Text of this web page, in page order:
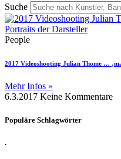
Suche
People
2017 Videoshooting Julian Thome …
Mehr Infos »
6.3.2017 Keine Kommentare
Populäre Schlagwörter
.